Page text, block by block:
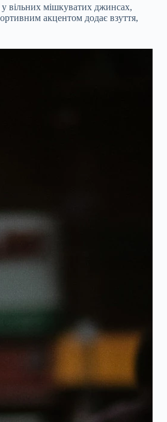
вільних мішкуватих джинсах,
акцентом додає взуття,